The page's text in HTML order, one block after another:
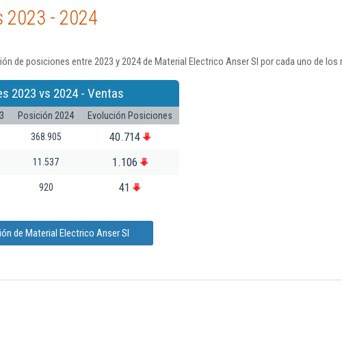
2023 - 2024
de posiciones entre 2023 y 2024 de Material Electrico Anser Sl por cada uno de los
2023 vs 2024 - Ventas
Posición 2024
Evolución Posiciones
368.905 40.714
11.537 1.106
920 41
de Material Electrico Anser Sl